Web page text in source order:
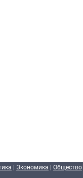
| Экономика | Общество